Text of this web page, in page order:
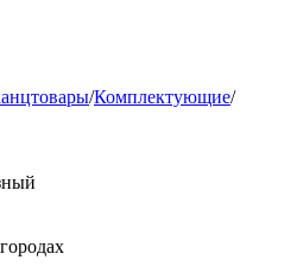
/Комплектующие/